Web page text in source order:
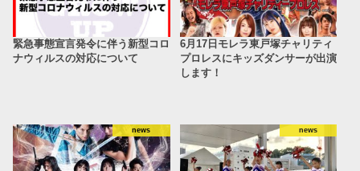
緊急事態宣言発令に伴う新型コロ
ナウィルスの対応について
6月17日モレラ東戸塚チャリティ
プロレスにキッズダンサーが出演
します！
news news